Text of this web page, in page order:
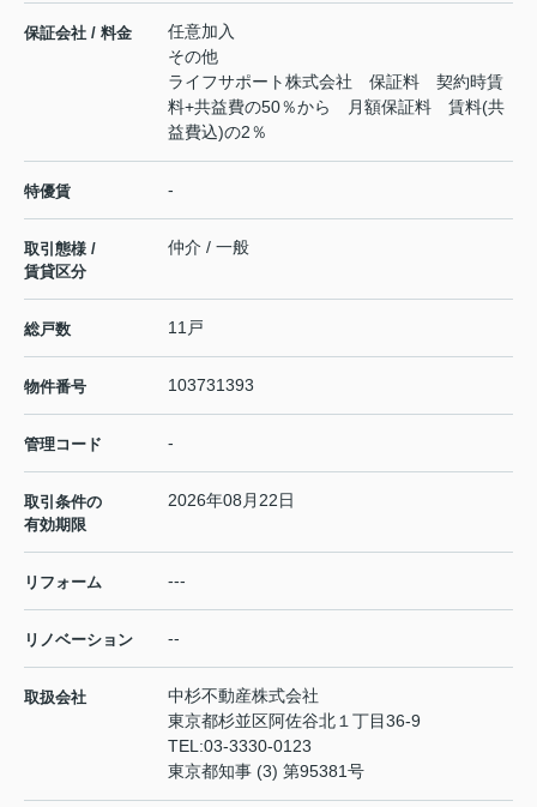
保証会社 / 料金
任意加入
その他
ライフサポート株式会社 保証料 契約時賃
料+共益費の50％から 月額保証料 賃料(共
益費込)の2％
特優賃 -
取引態様 /
賃貸区分
仲介 / 一般
総戸数 11戸
物件番号 103731393
管理コード -
取引条件の
有効期限
2026年08月22日
リフォーム ---
リノベーション --
取扱会社
中杉不動産株式会社
東京都杉並区阿佐谷北１丁目36-9
TEL:03-3330-0123
東京都知事 (3) 第95381号